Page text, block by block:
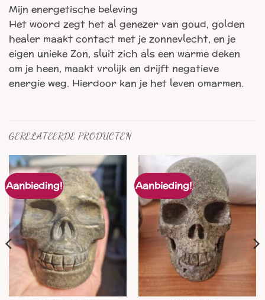
Mijn energetische beleving
Het woord zegt het al genezer van goud, golden
healer maakt contact met je zonnevlecht, en je
eigen unieke Zon, sluit zich als een warme deken
om je heen, maakt vrolijk en drijft negatieve
energie weg. Hierdoor kan je het leven omarmen.
GERELATEERDE PRODUCTEN
Aanbieding! Aanbieding!